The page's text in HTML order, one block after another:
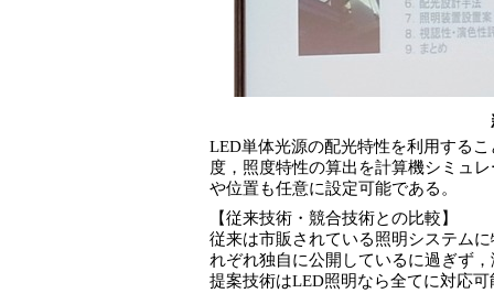
LED単体光源の配光特性を利用する
度，照度特性の算出を計算機シミュ
や位置も任意に設定可能である。
【従来技術・競合技術との比較】
従来は市販されている照明システム
れぞれ独自に公開しているに過ぎず
提案技術はLED照明なら全てに対応